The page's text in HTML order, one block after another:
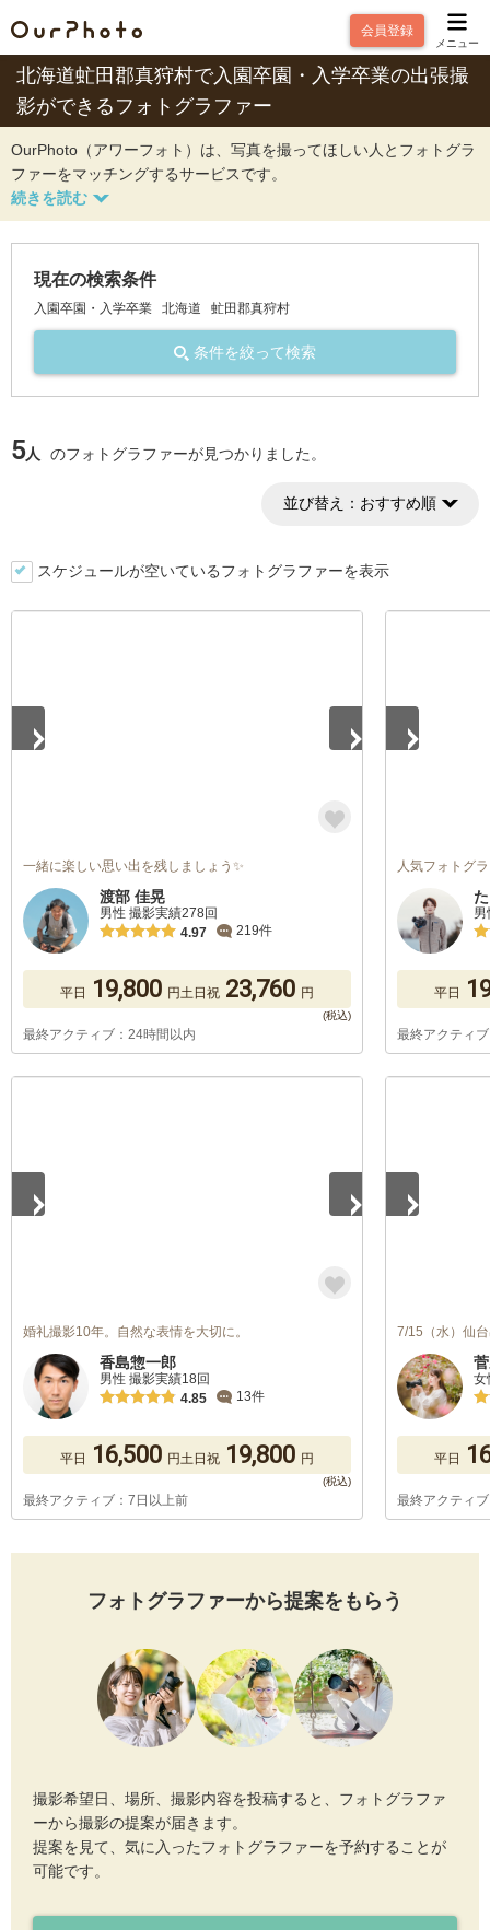
会員登録
メニュー
北海道虻田郡真狩村で入園卒園・入学卒業の出張撮
影ができるフォトグラファー
OurPhoto（アワーフォト）は、写真を撮ってほしい人とフォトグラ
ファーをマッチングするサービスです。
現在の検索条件
入園卒園・入学卒業 北海道 虻田郡真狩村
条件を絞って検索
5人 のフォトグラファーが見つかりました。
並び替え： おすすめ順
スケジュールが空いているフォトグラファーを表示
一緒に楽しい思い出を残しましょう✨
渡部 佳晃
男性 撮影実績278回
4.97
219件
平日 19,800 円土日祝 23,760 円
最終アクティブ：24時間以内
人気フォトグ
平日
最終アクティ
婚礼撮影10年。自然な表情を大切に。
香島惣一郎
男性 撮影実績18回
4.85
13件
平日 16,500 円土日祝 19,800 円
最終アクティブ：7日以上前
7/15（水）仙
女
平日
最終アクティ
フォトグラファーから提案をもらう
撮影希望日、場所、撮影内容を投稿すると、フォトグラファ
ーから撮影の提案が届きます。
提案を見て、気に入ったフォトグラファーを予約することが
可能です。